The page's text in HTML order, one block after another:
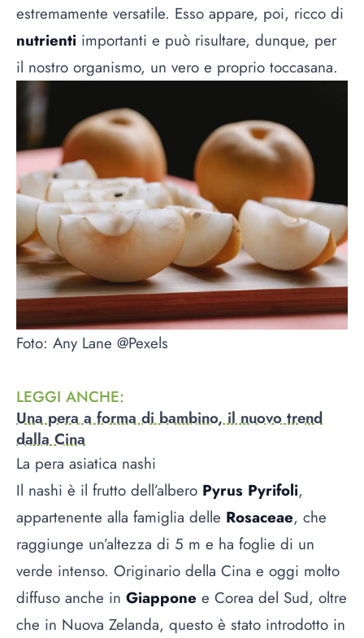
estremamente versatile. Esso appare, poi, ricco di
nutrienti importanti e può risultare, dunque, per
il nostro organismo, un vero e proprio toccasana.
Foto: Any Lane @Pexels
LEGGI ANCHE:
Una pera a forma di bambino, il nuovo trend
dalla Cina
La pera asiatica nashi
Il nashi è il frutto dell’albero Pyrus Pyrifoli,
appartenente alla famiglia delle Rosaceae, che
raggiunge un’altezza di 5 m e ha foglie di un
verde intenso. Originario della Cina e oggi molto
diffuso anche in Giappone e Corea del Sud, oltre
che in Nuova Zelanda, questo è stato introdotto in